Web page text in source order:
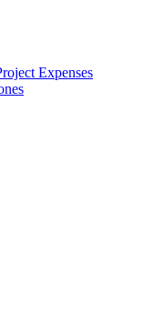
Expenses